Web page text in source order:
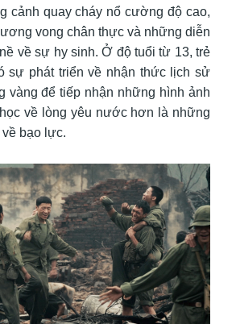
cảnh quay cháy nổ cường độ cao,
vong chân thực và những diễn
về sự hy sinh. Ở độ tuổi từ 13, trẻ
sự phát triển về nhận thức lịch sử
vàng để tiếp nhận những hình ảnh
về lòng yêu nước hơn là những
bạo lực.